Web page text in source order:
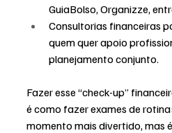
GuiaBolso, Organizze,
Consultorias financeiras
quem quer apoio
planejamento conjunto.
Fazer esse “check-up”
é como fazer exames de
momento mais divertido, mas